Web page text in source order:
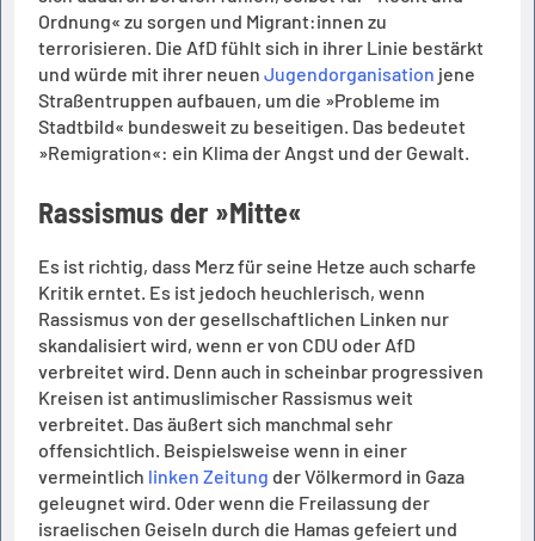
Ordnung« zu sorgen und Migrant:innen zu
terrorisieren. Die AfD fühlt sich in ihrer Linie bestärkt
und würde mit ihrer neuen Jugendorganisation jene
Straßentruppen aufbauen, um die »Probleme im
Stadtbild« bundesweit zu beseitigen. Das bedeutet
»Remigration«: ein Klima der Angst und der Gewalt.
Rassismus der »Mitte«
Es ist richtig, dass Merz für seine Hetze auch scharfe
Kritik erntet. Es ist jedoch heuchlerisch, wenn
Rassismus von der gesellschaftlichen Linken nur
skandalisiert wird, wenn er von CDU oder AfD
verbreitet wird. Denn auch in scheinbar progressiven
Kreisen ist antimuslimischer Rassismus weit
verbreitet. Das äußert sich manchmal sehr
offensichtlich. Beispielsweise wenn in einer
vermeintlich linken Zeitung der Völkermord in Gaza
geleugnet wird. Oder wenn die Freilassung der
israelischen Geiseln durch die Hamas gefeiert und